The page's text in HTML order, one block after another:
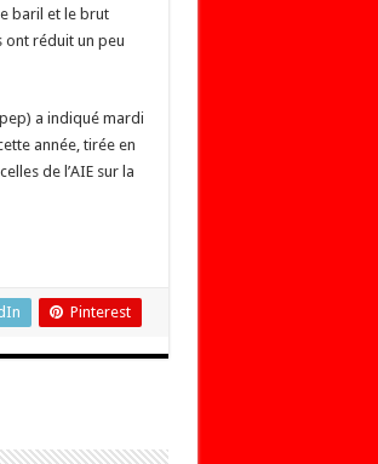
baril et le brut
ont réduit un peu
a indiqué mardi
année, tirée en
de l’AIE sur la
Pinterest